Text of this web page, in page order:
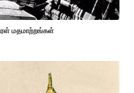
மதமாற்றங்கள்